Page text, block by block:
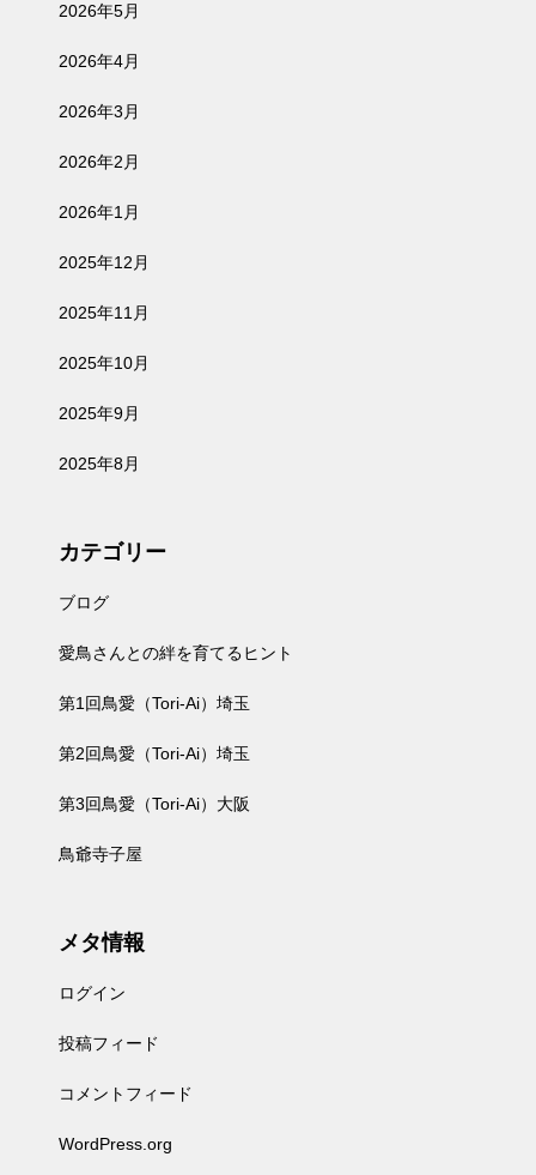
2026年5月
2026年4月
2026年3月
2026年2月
2026年1月
2025年12月
2025年11月
2025年10月
2025年9月
2025年8月
カテゴリー
ブログ
愛鳥さんとの絆を育てるヒント
第1回鳥愛（Tori-Ai）埼玉
第2回鳥愛（Tori-Ai）埼玉
第3回鳥愛（Tori-Ai）大阪
鳥爺寺子屋
メタ情報
ログイン
投稿フィード
コメントフィード
WordPress.org